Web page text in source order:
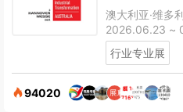
澳大利亚·维多
2026.06.23 ~
行业专业展
94020